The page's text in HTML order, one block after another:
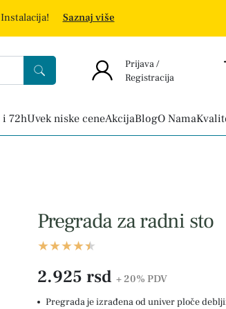
Saznaj više
Prijava /
Registracija
i 72hUvek niske ceneAkcijaBlogO Nama
Pregrada za radni sto
2.925 rsd + 20% PDV
Pregrada je izrađena od univer ploče